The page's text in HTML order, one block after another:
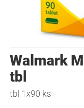
Walmark
tbl
tbl 1x90 ks